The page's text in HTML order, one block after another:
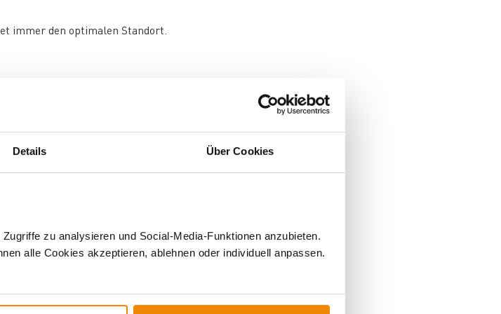
Details Über Cookies
zu analysieren und Social-Media-Funktionen anzubieten.
alle Cookies akzeptieren, ablehnen oder individuell anpassen.
immer den optimalen Standort.
wird das Grillgut klassisch
Minuten Garzeit benötigt. Für
Methode, bei der das
der Grandhall Classic G2
für einen stabilen Stand,
Nachbarn
eine elegante